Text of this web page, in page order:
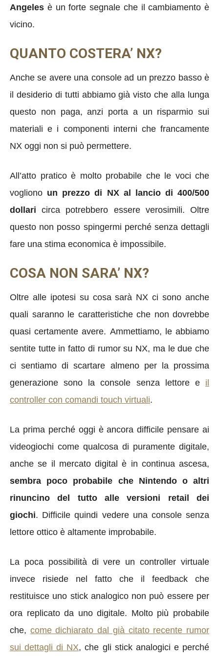
Angeles è un forte segnale che il cambiamento è
vicino.
QUANTO COSTERA’ NX?
Anche se avere una console ad un prezzo basso è
il desiderio di tutti abbiamo già visto che alla lunga
questo non paga, anzi porta a un risparmio sui
materiali e i componenti interni che francamente
NX oggi non si può permettere.
All’atto pratico è molto probabile che le voci che
vogliono un prezzo di NX al lancio di 400/500
dollari circa potrebbero essere verosimili. Oltre
questo non posso spingermi perché senza dettagli
fare una stima economica è impossibile.
COSA NON SARA’ NX?
Oltre alle ipotesi su cosa sarà NX ci sono anche
quali saranno le caratteristiche che non dovrebbe
quasi certamente avere. Ammettiamo, le abbiamo
sentite tutte in fatto di rumor su NX, ma le due che
ci sentiamo di scartare almeno per la prossima
generazione sono la console senza lettore e il
controller con comandi touch virtuali.
La prima perché oggi è ancora difficile pensare ai
videogiochi come qualcosa di puramente digitale,
anche se il mercato digital è in continua ascesa,
sembra poco probabile che Nintendo o altri
rinuncino del tutto alle versioni retail dei
giochi. Difficile quindi vedere una console senza
lettore ottico è altamente improbabile.
La poca possibilità di vere un controller virtuale
invece risiede nel fatto che il feedback che
restituisce uno stick analogico non può essere per
ora replicato da uno digitale. Molto più probabile
che, come dichiarato dal già citato recente rumor
sui dettagli di NX, che gli stick analogici e perché